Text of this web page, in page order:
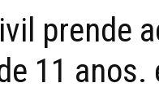
prende
11 anos.